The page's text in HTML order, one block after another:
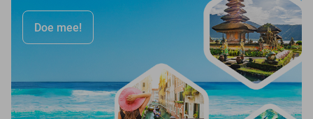
Doe mee!